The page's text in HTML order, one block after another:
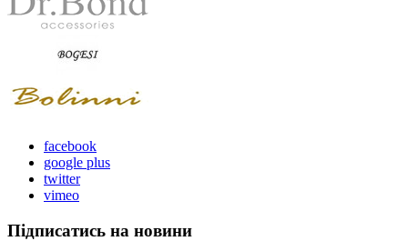
facebook
google plus
twitter
vimeo
Підписатись на новини